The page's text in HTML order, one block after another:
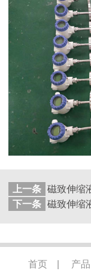
上一条 磁致伸缩
下一条 磁致伸缩
首页 产品